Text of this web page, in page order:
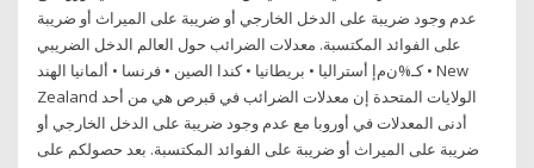
عدم وجود ضريبة على الدخل الخارجي أو ضريبة على الميراث أو ضريبة
على الفوائد المكتسبة. معدلات الضرائب حول العالم الدخل الضريبي
كـ%ن‌م‌إ أستراليا • بريطانيا • كندا الصين • فرنسا • ألمانيا الهند • New
Zealand الولايات المتحدة إن معدلات الضرائب في قبرص هي من أحد
أدنى المعدلات في أوروبا مع عدم وجود ضريبة على الدخل الخارجي أو
ضريبة على الميراث أو ضريبة على الفوائد المكتسبة. بعد حصولکم علی